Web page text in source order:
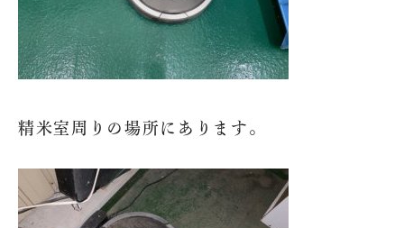
精米室周りの場所にあります。